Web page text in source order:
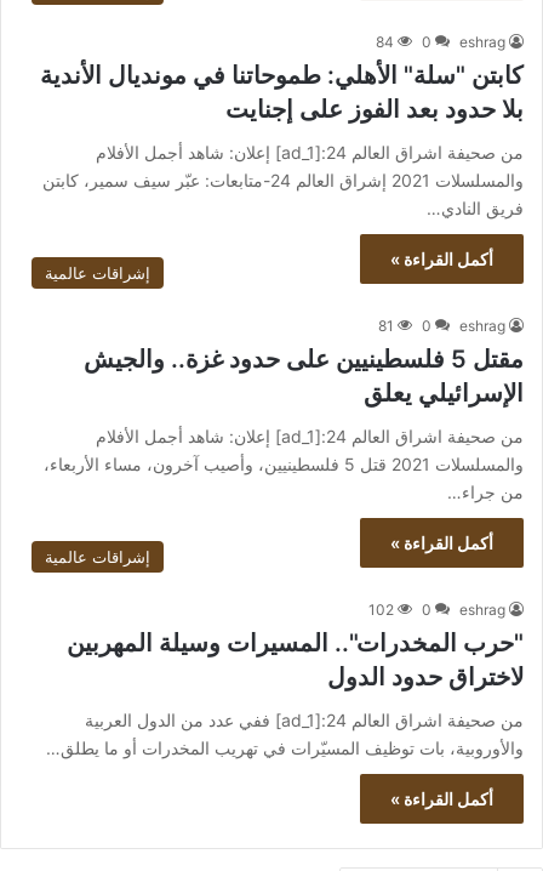
eshrag
0
84
كابتن "سلة" الأهلي: طموحاتنا في مونديال الأندية
بلا حدود بعد الفوز على إجنايت
من صحيفة اشراق العالم 24:[ad_1] إعلان: شاهد أجمل الأفلام
والمسلسلات 2021 إشراق العالم 24-متابعات: عبّر سيف سمير، كابتن
فريق النادي…
أكمل القراءة »
إشراقات عالمية
eshrag
0
81
مقتل 5 فلسطينيين على حدود غزة.. والجيش
الإسرائيلي يعلق
من صحيفة اشراق العالم 24:[ad_1] إعلان: شاهد أجمل الأفلام
والمسلسلات 2021 قتل 5 فلسطينيين، وأصيب آخرون، مساء الأربعاء،
من جراء…
أكمل القراءة »
إشراقات عالمية
eshrag
0
102
"حرب المخدرات".. المسيرات وسيلة المهربين
لاختراق حدود الدول
من صحيفة اشراق العالم 24:[ad_1] ففي عدد من الدول العربية
والأوروبية، بات توظيف المسيّرات في تهريب المخدرات أو ما يطلق…
أكمل القراءة »